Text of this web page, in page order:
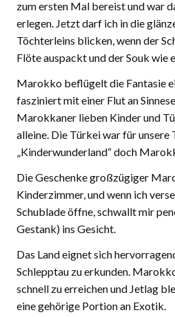
zum ersten Mal bereist und war
erlegen. Jetzt darf ich in die
Töchterleins blicken, wenn der
Flöte auspackt und der Souk wie
Marokko beflügelt die Fantasie
fasziniert mit einer Flut an
Marokkaner lieben Kinder und
alleine. Die Türkei war für unsere
„Kinderwunderland“ doch
Die Geschenke großzügiger
Kinderzimmer, und wenn ich
Schublade öffne, schwallt mir
Gestank) ins Gesicht.
Das Land eignet sich
Schlepptau zu erkunden.
schnell zu erreichen und Jetlag
eine gehörige Portion an Exotik.